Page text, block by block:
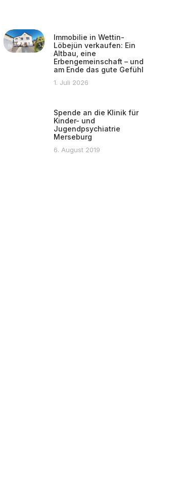
Immobilie in Wettin-
Löbejün verkaufen: Ein
Altbau, eine
Erbengemeinschaft – und
am Ende das gute Gefühl
1. Juli 2026
Spende an die Klinik für
Kinder- und
Jugendpsychiatrie
Merseburg
6. August 2019